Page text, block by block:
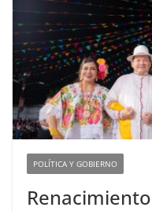
POLÍTICA Y GOBIERNO